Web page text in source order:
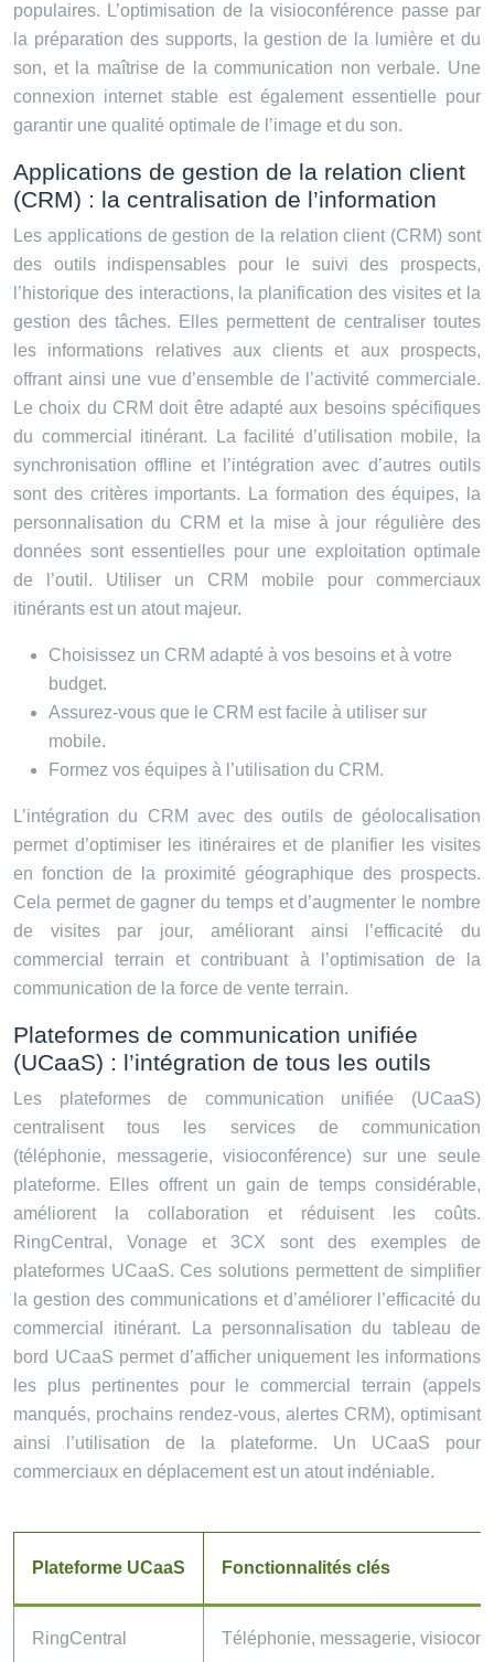
populaires. L’optimisation de la visioconférence passe par
la préparation des supports, la gestion de la lumière et du
son, et la maîtrise de la communication non verbale. Une
connexion internet stable est également essentielle pour
garantir une qualité optimale de l’image et du son.
Applications de gestion de la relation client
(CRM) : la centralisation de l’information
Les applications de gestion de la relation client (CRM) sont
des outils indispensables pour le suivi des prospects,
l’historique des interactions, la planification des visites et la
gestion des tâches. Elles permettent de centraliser toutes
les informations relatives aux clients et aux prospects,
offrant ainsi une vue d’ensemble de l’activité commerciale.
Le choix du CRM doit être adapté aux besoins spécifiques
du commercial itinérant. La facilité d’utilisation mobile, la
synchronisation offline et l’intégration avec d’autres outils
sont des critères importants. La formation des équipes, la
personnalisation du CRM et la mise à jour régulière des
données sont essentielles pour une exploitation optimale
de l’outil. Utiliser un CRM mobile pour commerciaux
itinérants est un atout majeur.
Choisissez un CRM adapté à vos besoins et à votre
budget.
Assurez-vous que le CRM est facile à utiliser sur
mobile.
Formez vos équipes à l’utilisation du CRM.
L’intégration du CRM avec des outils de géolocalisation
permet d’optimiser les itinéraires et de planifier les visites
en fonction de la proximité géographique des prospects.
Cela permet de gagner du temps et d’augmenter le nombre
de visites par jour, améliorant ainsi l’efficacité du
commercial terrain et contribuant à l’optimisation de la
communication de la force de vente terrain.
Plateformes de communication unifiée
(UCaaS) : l’intégration de tous les outils
Les plateformes de communication unifiée (UCaaS)
centralisent tous les services de communication
(téléphonie, messagerie, visioconférence) sur une seule
plateforme. Elles offrent un gain de temps considérable,
améliorent la collaboration et réduisent les coûts.
RingCentral, Vonage et 3CX sont des exemples de
plateformes UCaaS. Ces solutions permettent de simplifier
la gestion des communications et d’améliorer l’efficacité du
commercial itinérant. La personnalisation du tableau de
bord UCaaS permet d’afficher uniquement les informations
les plus pertinentes pour le commercial terrain (appels
manqués, prochains rendez-vous, alertes CRM), optimisant
ainsi l’utilisation de la plateforme. Un UCaaS pour
commerciaux en déplacement est un atout indéniable.
Plateforme UCaaS Fonctionnalités clés
RingCentral Téléphonie, messagerie,